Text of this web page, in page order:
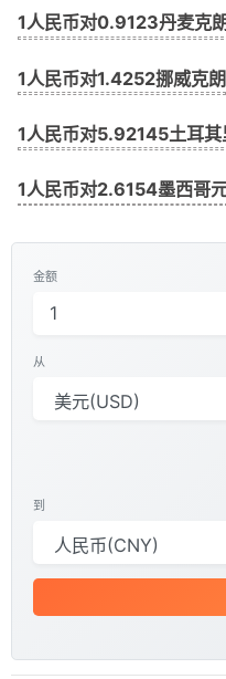
1人民币对0.9123丹麦克朗
1人民币对1.4252挪威克朗
1人民币对5.92145土耳其
1人民币对2.6154墨西哥
金额
从
到